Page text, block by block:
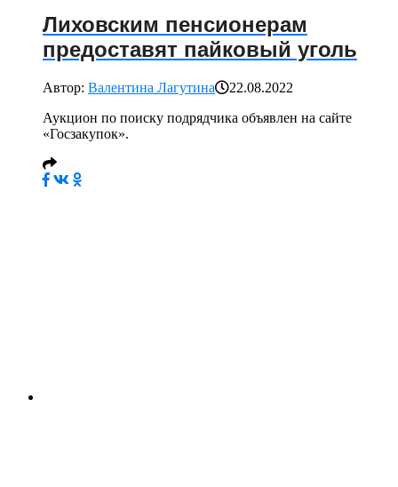
Лиховским пенсионерам
предоставят пайковый уголь
Автор: Валентина Лагутина
22.08.2022
Аукцион по поиску подрядчика объявлен на сайте
«Госзакупок».